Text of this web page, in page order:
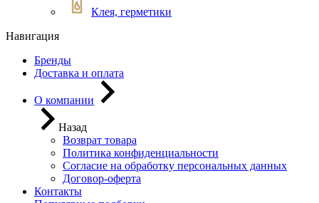
Клея, герметики
Навигация
Бренды
Доставка и оплата
О компании
Назад
Возврат товара
Политика конфиденциальности
Согласие на обработку персональных данных
Договор-оферта
Контакты